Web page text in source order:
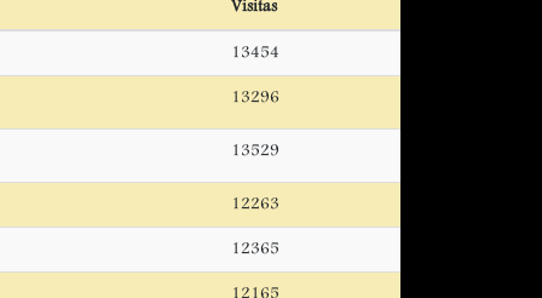
Visitas
13454
13296
13529
12263
12365